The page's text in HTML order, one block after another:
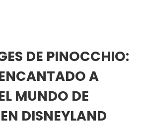
DE PINOCCHIO:
A
MUNDO DE
DISNEYLAND